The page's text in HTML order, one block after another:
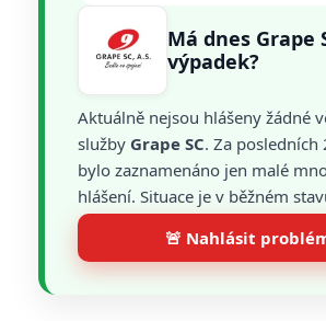
Má dnes Grape
výpadek?
Aktuálně nejsou hlášeny žádné
služby Grape SC. Za posledních
bylo zaznamenáno jen malé
hlášení. Situace je v běžném
🚨 Nahlásit